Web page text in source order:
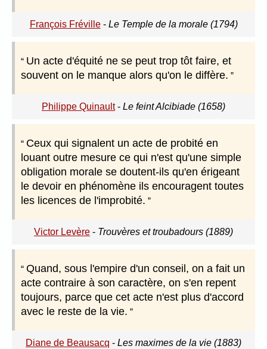
François Fréville- Le Temple de la morale (1794)
Un acte d'équité ne se peut trop tôt faire, et
souvent on le manque alors qu'on le diffère.
Philippe Quinault- Le feint Alcibiade (1658)
Ceux qui signalent un acte de probité en
louant outre mesure ce qui n'est qu'une simple
obligation morale se doutent-ils qu'en érigeant
le devoir en phénomène ils encouragent toutes
les licences de l'improbité.
Victor Levère - Trouvères et troubadours (1889)
Quand, sous l'empire d'un conseil, on a fait un
acte contraire à son caractère, on s'en repent
toujours, parce que cet acte n'est plus d'accord
avec le reste de la vie.
Diane de Beausacq - Les maximes de la vie (1883)